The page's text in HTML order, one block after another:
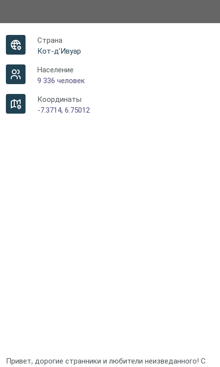
Страна
Кот-д’Ивуар
Население
9 336 человек
Координаты
-7.3714, 6.75012
Привет, дорогие странники и любители неизведанного! С